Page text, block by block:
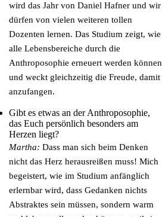
wird das Jahr von Daniel Hafner und wir
dürfen von vielen weiteren tollen
Dozenten lernen. Das Studium zeigt, wie
alle Lebensbereiche durch die
Anthroposophie erneuert werden können
und weckt gleichzeitig die Freude, damit
anzufangen.
Gibt es etwas an der Anthroposophie,
das Euch persönlich besonders am
Herzen liegt?
Martha: Dass man sich beim Denken
nicht das Herz herausreißen muss! Mich
begeistert, wie im Studium anfänglich
erlernbar wird, dass Gedanken nichts
Abstraktes sein müssen, sondern warm